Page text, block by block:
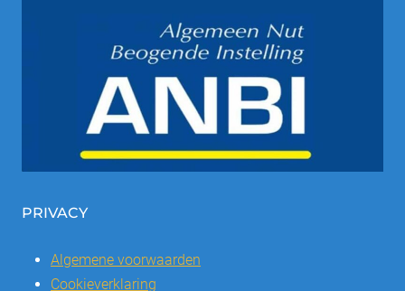
PRIVACY
Algemene voorwaarden
Cookieverklaring